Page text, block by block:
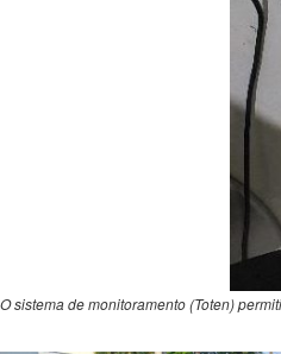
O sistema de monitoramento (Toten)